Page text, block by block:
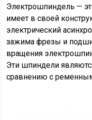
Электрошпиндель —
имеет в своей
электрический
зажима фрезы и
вращения
Эти шпиндели
сравнению с